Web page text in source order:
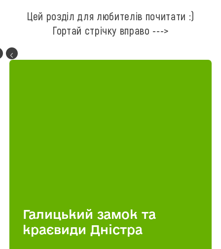
Цей розділ для любителів почитати :)
Гортай стрічку вправо --->
Галицький замок та
краєвиди Дністра